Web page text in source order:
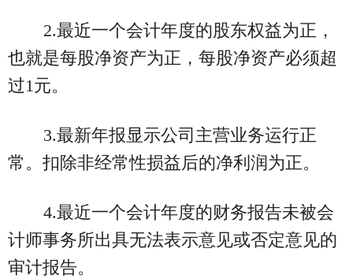
2.最近一个会计年度的股东权益为正，
也就是每股净资产为正，每股净资产必须超
过1元。
3.最新年报显示公司主营业务运行正
常。扣除非经常性损益后的净利润为正。
4.最近一个会计年度的财务报告未被会
计师事务所出具无法表示意见或否定意见的
审计报告。